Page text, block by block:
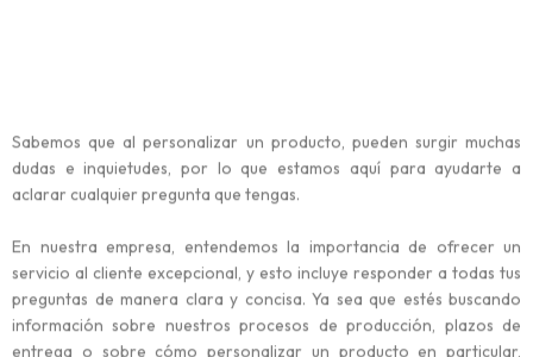
Sabemos que al personalizar un producto, pueden surgir muchas
dudas e inquietudes, por lo que estamos aquí para ayudarte a
aclarar cualquier pregunta que tengas.
En nuestra empresa, entendemos la importancia de ofrecer un
servicio al cliente excepcional, y esto incluye responder a todas tus
preguntas de manera clara y concisa. Ya sea que estés buscando
información sobre nuestros procesos de producción, plazos de
entrega o sobre cómo personalizar un producto en particular,